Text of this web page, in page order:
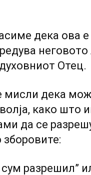
дека ова
Отец.
мисли дека
како што
да се
зборовите:
сум разрешил”